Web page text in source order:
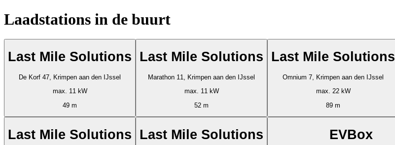
Laadstations in de buurt
Last Mile Solutions
De Korf 47, Krimpen aan den IJssel
max. 11 kW
49 m
Last Mile Solutions
Marathon 11, Krimpen aan den IJssel
max. 11 kW
52 m
Last Mile Solutions
Omnium 7, Krimpen aan den IJssel
max. 22 kW
89 m
Last Mile Solutions Last Mile Solutions EVBox